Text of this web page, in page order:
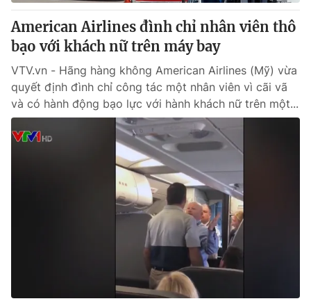
American Airlines đình chỉ nhân viên thô
bạo với khách nữ trên máy bay
VTV.vn - Hãng hàng không American Airlines (Mỹ) vừa
quyết định đình chỉ công tác một nhân viên vì cãi vã
và có hành động bạo lực với hành khách nữ trên một...